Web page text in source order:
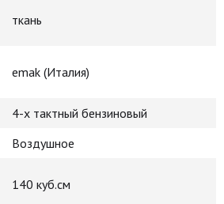
ткань
emak (Италия)
4-х тактный бензиновый
Воздушное
140 куб.см